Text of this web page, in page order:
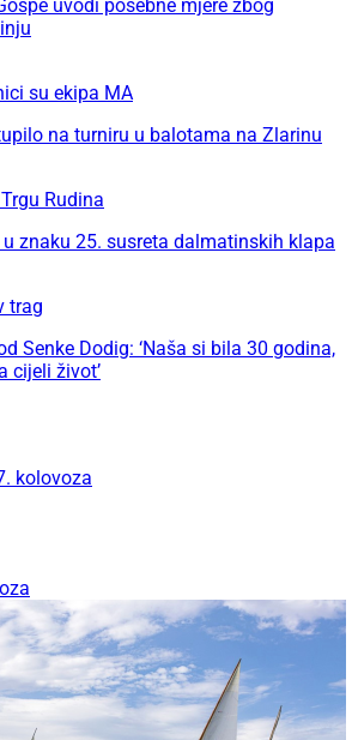
uvodi posebne mjere zbog
su ekipa MA
na turniru u balotama na Zlarinu
Rudina
u znaku 25. susreta dalmatinskih klapa
trag
Senke Dodig: ‘Naša si bila 30 godina,
cijeli život’
kolovoza